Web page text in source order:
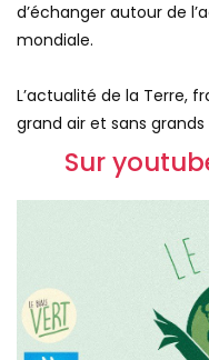
d’échanger autour de
mondiale.
L’actualité de la Terre,
grand air et sans grands
Sur